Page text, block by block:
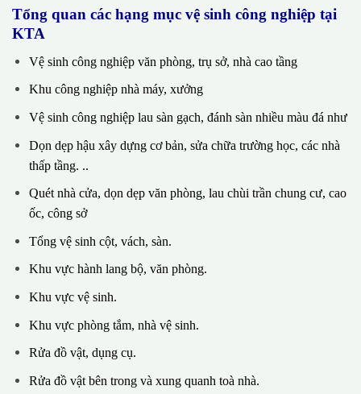
Tổng quan các hạng mục vệ sinh công nghiệp tại
KTA
Vệ sinh công nghiệp văn phòng, trụ sở, nhà cao tầng
Khu công nghiệp nhà máy, xưởng
Vệ sinh công nghiệp lau sàn gạch, đánh sàn nhiều màu đá như
Dọn dẹp hậu xây dựng cơ bản, sửa chữa trường học, các nhà
thấp tầng. ..
Quét nhà cửa, dọn dẹp văn phòng, lau chùi trần chung cư, cao
ốc, công sở
Tổng vệ sinh cột, vách, sàn.
Khu vực hành lang bộ, văn phòng.
Khu vực vệ sinh.
Khu vực phòng tắm, nhà vệ sinh.
Rửa đồ vật, dụng cụ.
Rửa đồ vật bên trong và xung quanh toà nhà.